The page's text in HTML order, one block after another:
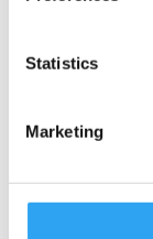
Statistics
Marketing